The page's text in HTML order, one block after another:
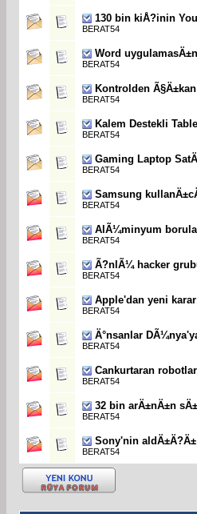
130 bin kiÅ?inin
BERAT54
Word
BERAT54
Kontrolden
BERAT54
Kalem Destekli
BERAT54
Gaming Laptop
BERAT54
Samsung
BERAT54
AlÃ¼minyum
BERAT54
Ã?nlÃ¼ hacker
BERAT54
Apple'dan yeni
BERAT54
Ä°nsanlar
BERAT54
Cankurtaran
BERAT54
32 bin arÄ±nÄ±n
BERAT54
Sony'nin
BERAT54